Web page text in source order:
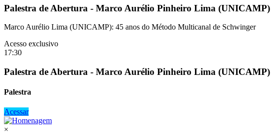
Palestra de Abertura - Marco Aurélio Pinheiro Lima (UNICAMP)
Marco Aurélio Lima (UNICAMP): 45 anos do Método Multicanal de Schwinger
Acesso exclusivo
17:30
Palestra de Abertura - Marco Aurélio Pinheiro Lima (UNICAMP)
Palestra
Acessar
×